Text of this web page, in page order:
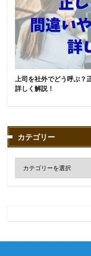
上司を社外でどう呼ぶ
詳しく解説！
カテゴリー